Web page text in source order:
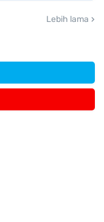
Lebih lama